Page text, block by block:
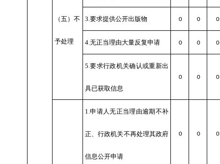
（五）不
予处理
3.要求提供公开出版物 0 0 0
4.无正当理由大量反复申请 0 0 0
5.要求行政机关确认或重新出
具已获取信息
0 0 0
1.申请人无正当理由逾期不补
正、行政机关不再处理其政府
信息公开申请
0 0 0